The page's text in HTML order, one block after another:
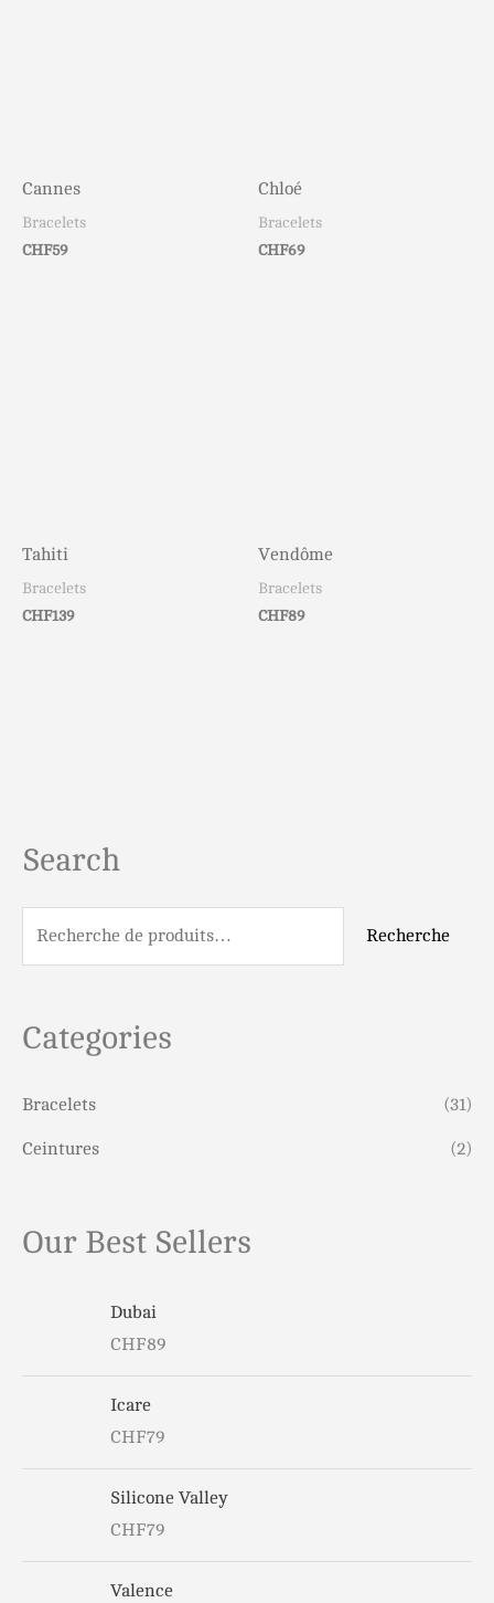
Search
R
r
h
u
Recherche
Categories
Bracelets (31)
Ceintures (2)
Our Best Sellers
Dubai
CHF89
Icare
CHF79
Silicone Valley
CHF79
Valence
Cannes
Bracelets
CHF59
Chloé
Bracelets
CHF69
Tahiti
Bracelets
CHF139
Vendôme
Bracelets
CHF89